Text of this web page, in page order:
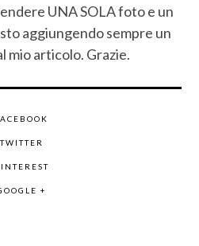
UNA SOLA foto e un
aggiungendo sempre un
mio articolo. Grazie.
TWITTER
+